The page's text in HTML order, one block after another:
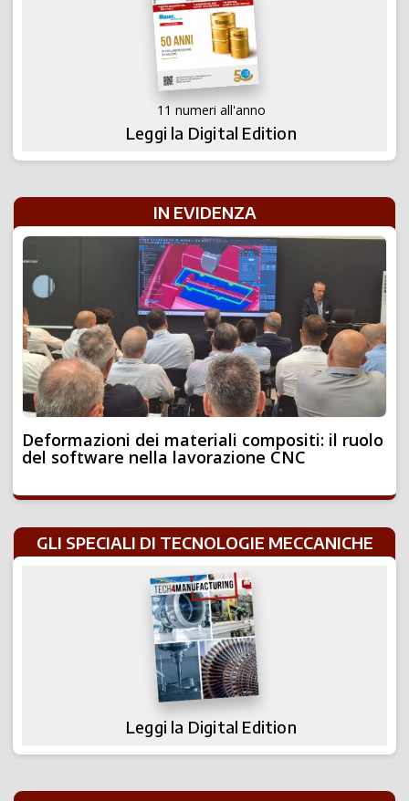
11 numeri all'anno
Leggi la Digital Edition
IN EVIDENZA
Deformazioni dei materiali compositi: il ruolo
del software nella lavorazione CNC
GLI SPECIALI DI TECNOLOGIE MECCANICHE
Leggi la Digital Edition